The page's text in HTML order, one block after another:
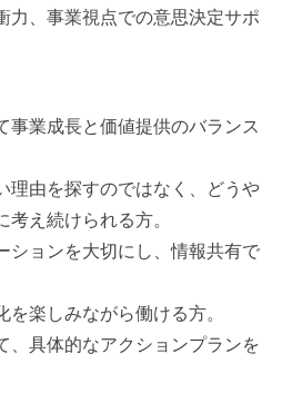
力、事業視点での意思決定サポ
事業成長と価値提供のバランス
理由を探すのではなく、どうや
え続けられる方。
ションを大切にし、情報共有で
を楽しみながら働ける方。
、具体的なアクションプランを